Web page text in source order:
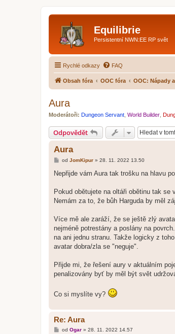
Equilibrie
Persistentní NWN:EE RP svět
Rychlé odkazy FAQ
Obsah fóra OOC fóra OOC: Nápady
Aura
Moderátoři: Dungeon Servant World Builder
Odpovědět
Aura
P
í
s
ě
e
od JomKipur» 28. 11. 2022 13.50
Nepřijde vám Aura tak trošku na hlavu
Pokud obětujete na oltáři obětinu tak
Nemám za to, že bůh Harguda by měl
Více mě ale zaráží, že se ještě zlý
nejméně potrestány a poslány na
na ani jednu stranu. Takže logicky z
avatar dobra/zla se "neguje".
Přijde mi, že řešení aury v aktuálním
penalizovány byť by měl být svět
Co si myslíte vy?
Re: Aura
Pod Ogar» 28. 11. 2022 14.57